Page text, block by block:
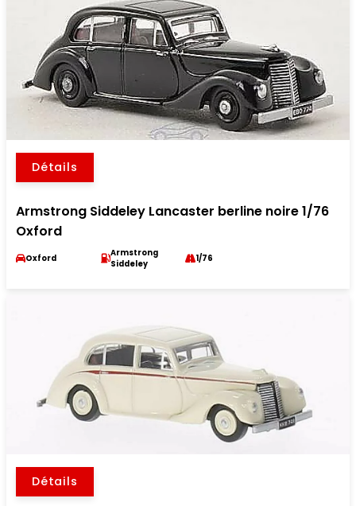
Détails
Armstrong Siddeley Lancaster berline noire 1/76
Oxford
Oxford
Armstrong
Siddeley
1/76
Détails